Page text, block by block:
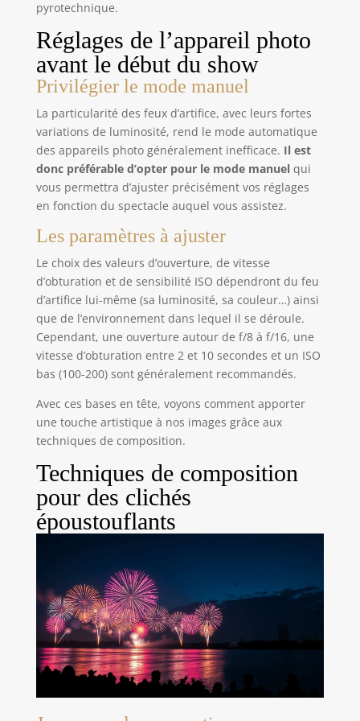
your remote close by attaching it to your wrist or
other belongings, ensuring it won't get lost while
pyrotechnique.
Réglages de l’appareil photo
avant le début du show
Privilégier le mode manuel
La particularité des feux d’artifice, avec leurs fortes
variations de luminosité, rend le mode automatique
des appareils photo généralement inefficace. Il est
donc préférable d’opter pour le mode manuelqui
vous permettra d’ajuster précisément vos réglages
en fonction du spectacle auquel vous assistez.
Les paramètres à ajuster
Le choix des valeurs d’ouverture, de vitesse
d’obturation et de sensibilité ISO dépendront du feu
d’artifice lui-même (sa luminosité, sa couleur…) ainsi
que de l’environnement dans lequel il se déroule.
Cependant, une ouverture autour de f/8 à f/16, une
vitesse d’obturation entre 2 et 10 secondes et un ISO
bas (100-200) sont généralement recommandés.
Avec ces bases en tête, voyons comment apporter
une touche artistique à nos images grâce aux
techniques de composition.
Techniques de composition
pour des clichés
époustouflants